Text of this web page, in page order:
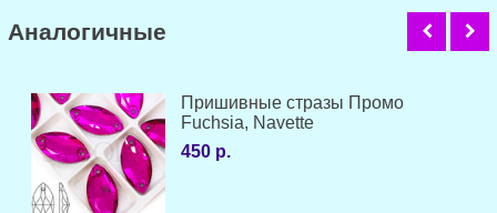
Аналогичные
Пришивные стразы Промо
Fuchsia, Navette
450 р.